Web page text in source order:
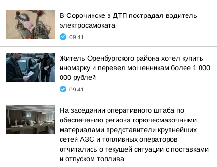
В Сорочинске в ДТП пострадал водитель
электросамоката
09:41
Житель Оренбургского района хотел купить
иномарку и перевел мошенникам более 1 000
000 рублей
09:41
На заседании оперативного штаба по
обеспечению региона горючесмазочными
материалами представители крупнейших
сетей АЗС и топливных операторов
отчитались о текущей ситуации с поставками
и отпуском топлива